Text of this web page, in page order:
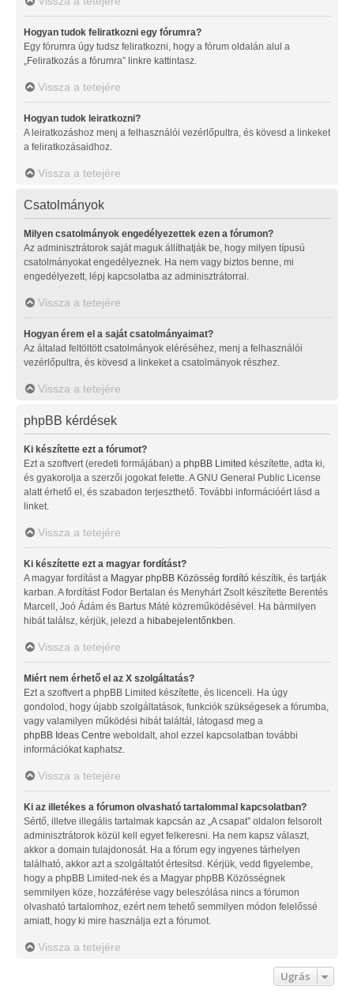
Hogyan tudok feliratkozni egy fórumra?
Egy fórumra úgy tudsz feliratkozni, hogy a fórum oldalán alul a
„Feliratkozás a fórumra” linkre kattintasz.
Vissza a tetejére
Hogyan tudok leiratkozni?
A leiratkozáshoz menj a felhasználói vezérlőpultra, és kövesd a linkeket
a feliratkozásaidhoz.
Vissza a tetejére
Csatolmányok
Milyen csatolmányok engedélyezettek ezen a fórumon?
Az adminisztrátorok saját maguk állíthatják be, hogy milyen típusú
csatolmányokat engedélyeznek. Ha nem vagy biztos benne, mi
engedélyezett, lépj kapcsolatba az adminisztrátorral.
Vissza a tetejére
Hogyan érem el a saját csatolmányaimat?
Az általad feltöltött csatolmányok eléréséhez, menj a felhasználói
vezérlőpultra, és kövesd a linkeket a csatolmányok részhez.
Vissza a tetejére
phpBB kérdések
Ki készítette ezt a fórumot?
Ezt a szoftvert (eredeti formájában) a phpBB Limited készítette, adta ki,
és gyakorolja a szerzői jogokat felette. A GNU General Public License
alatt érhető el, és szabadon terjeszthető. További információért lásd a
linket.
Vissza a tetejére
Ki készítette ezt a magyar fordítást?
A magyar fordítást a Magyar phpBB Közösség fordító készítik, és tartják
karban. A fordítást Fodor Bertalan és Menyhárt Zsolt készítette Berentés
Marcell, Joó Ádám és Bartus Máté közreműködésével. Ha bármilyen
hibát találsz, kérjük, jelezd a hibabejelentőnkben
Vissza a tetejére
Miért nem érhető el az X szolgáltatás?
Ezt a szoftvert a phpBB Limited készítette, és licenceli. Ha úgy
gondolod, hogy újabb szolgáltatások, funkciók szükségesek a fórumba,
vagy valamilyen működési hibát találtál, látogasd meg a
phpBB Ideas Centre weboldalt, ahol ezzel kapcsolatban további
információkat kaphatsz.
Vissza a tetejére
Ki az illetékes a fórumon olvasható tartalommal kapcsolatban?
Sértő, illetve illegális tartalmak kapcsán az „A csapat” oldalon felsorolt
adminisztrátorok közül kell egyet felkeresni. Ha nem kapsz választ,
akkor a domain tulajdonosát. Ha a fórum egy ingyenes tárhelyen
található, akkor azt a szolgáltatót értesítsd. Kérjük, vedd figyelembe,
hogy a phpBB Limited-nek és a Magyar phpBB Közösségnek
semmilyen köze, hozzáférése vagy beleszólása nincs a fórumon
olvasható tartalomhoz, ezért nem tehető semmilyen módon felelőssé
amiatt, hogy ki mire használja ezt a fórumot.
Vissza a tetejére
Ugrás